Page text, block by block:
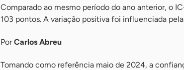
Comparado ao mesmo período do ano anterior, o
103 pontos. A variação positiva foi influenciada
PorCarlos Abreu
Tomando como referência maio de 2024, a